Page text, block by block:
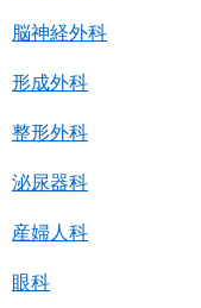
脳神経外科
形成外科
整形外科
泌尿器科
産婦人科
眼科